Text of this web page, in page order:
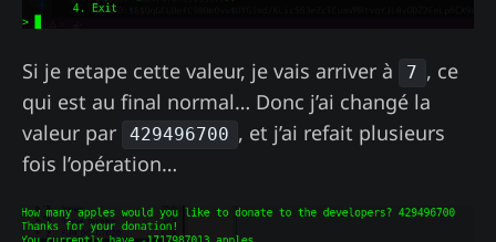
Si je retape cette valeur, je vais arriver à 7 , ce
qui est au final normal… Donc j’ai changé la
valeur par
429496700 , et j’ai refait plusieurs
fois l’opération…